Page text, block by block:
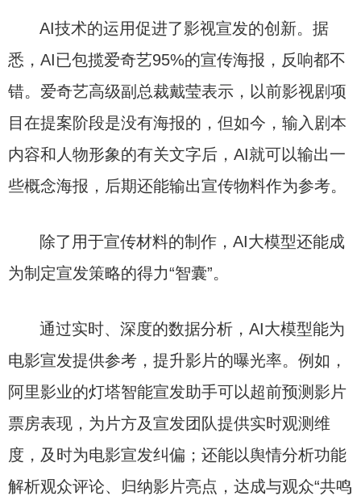
AI技术的运用促进了影视宣发的创新。据
悉，AI已包揽爱奇艺95%的宣传海报，反响都不
错。爱奇艺高级副总裁戴莹表示，以前影视剧项
目在提案阶段是没有海报的，但如今，输入剧本
内容和人物形象的有关文字后，AI就可以输出一
些概念海报，后期还能输出宣传物料作为参考。
除了用于宣传材料的制作，AI大模型还能成
为制定宣发策略的得力“智囊”。
通过实时、深度的数据分析，AI大模型能为
电影宣发提供参考，提升影片的曝光率。例如，
阿里影业的灯塔智能宣发助手可以超前预测影片
票房表现，为片方及宣发团队提供实时观测维
度，及时为电影宣发纠偏；还能以舆情分析功能
解析观众评论、归纳影片亮点，达成与观众“共鸣